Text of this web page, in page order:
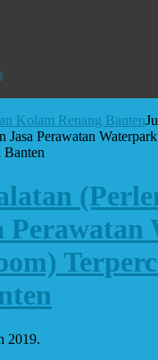
Kolam Renang Banten
Jasa Perawatan
Banten
2019.